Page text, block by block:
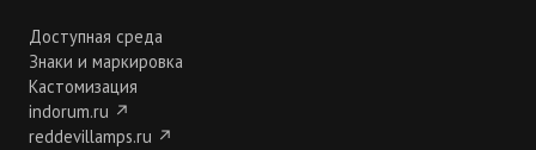
Доступная среда
Знаки и маркировка
Кастомизация
indorum.ru ↗
reddevillamps.ru ↗